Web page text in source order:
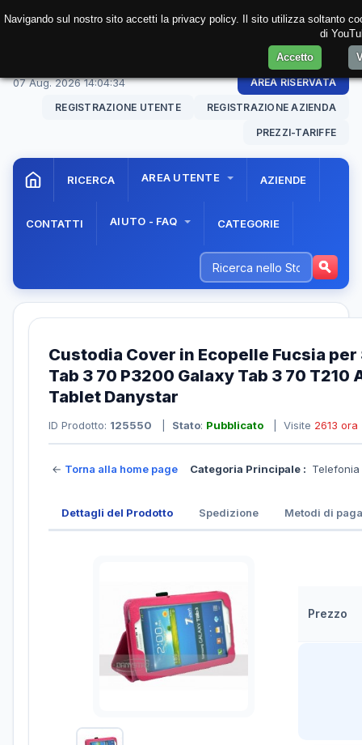
07 Aug. 202614:04:34 AREA RISERVATA
REGISTRAZIONE UTENTE REGISTRAZIONE AZIENDA
PREZZI-TARIFFE
RICERCA AREA UTENTE AZIENDE
CONTATTI AIUTO - FAQ CATEGORIE
Custodia Cover in Ecopelle Fucsia per
Tab 3 70 P3200 Galaxy Tab 3 70
Tablet Danystar
ID Prodotto: 125550 Stato: Pubblicato | Visite 2613 ora
← Torna alla home page Categoria Principale : Telefonia
Dettagli del Prodotto Spedizione Metodi di
Prezzo
Navigando sul nostro sito accetti la privacy policy. Il sito utilizza soltanto
di
Accetto